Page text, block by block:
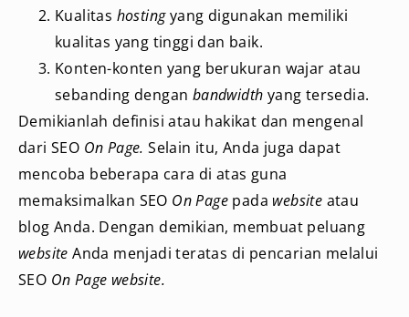
Kualitas hostingyang digunakan memiliki
kualitas yang tinggi dan baik.
Konten-konten yang berukuran wajar atau
sebanding dengan bandwidth yang tersedia.
Demikianlah definisi atau hakikat dan mengenal
dari SEO On Page.Selain itu, Anda juga dapat
mencoba beberapa cara di atas guna
memaksimalkan SEO On Page pada website atau
blog Anda. Dengan demikian, membuat peluang
websiteAnda menjadi teratas di pencarian melalui
SEO On Page website.